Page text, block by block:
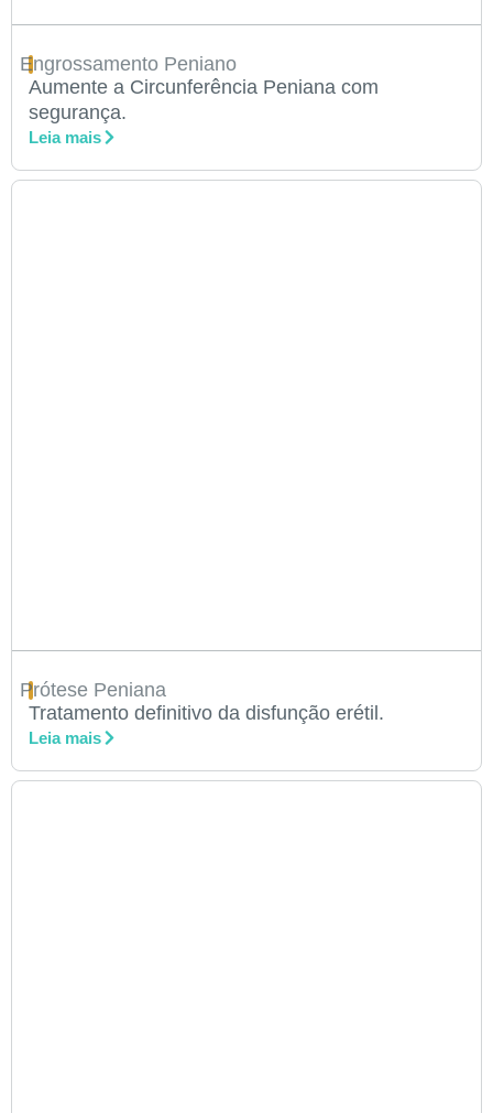
Engrossamento Peniano
Aumente a Circunferência Peniana com
segurança.
Leia mais
Prótese Peniana
Tratamento definitivo da disfunção erétil.
Leia mais